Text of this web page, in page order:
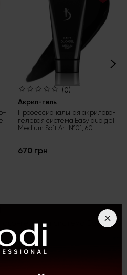
(0)
Акрил-гель
Профессиональная акрилово-
гелевая система Easy duo gel
Medium Soft Art №01, 60 г
670 грн
гелевая система Easy duo
г